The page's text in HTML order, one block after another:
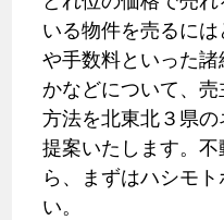
いる物件を売るに
や手数料といった
かなどについて、
方法を北東北３県
提案いたします。
ら、まずはハシモ
い。